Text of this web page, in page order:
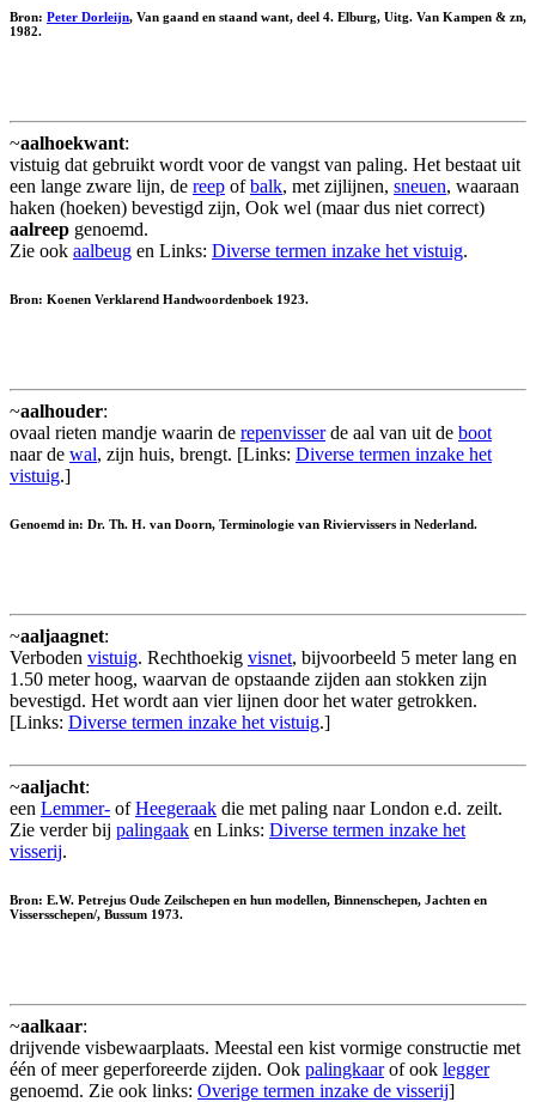
Bron: Peter Dorleijn, Van gaand en staand want, deel 4. Elburg, Uitg. Van Kampen & zn,
1982.
~aalhoekwant:
vistuig dat gebruikt wordt voor de vangst van paling. Het bestaat uit
een lange zware lijn, de reep ofbalk, met zijlijnen, sneuen, waaraan
haken (hoeken) bevestigd zijn, Ook wel (maar dus niet correct)
aalreep genoemd.
Zie ook aalbeug en Links: Diverse termen inzake het vistuig.
Bron: Koenen Verklarend Handwoordenboek 1923.
~aalhouder:
ovaal rieten mandje waarin de repenvisserde aal van uit de boot
naar de wal, zijn huis, brengt. [Links: Diverse termen inzake het
vistuig.]
Genoemd in: Dr. Th. H. van Doorn, Terminologie van Riviervissers in Nederland.
~aaljaagnet:
Verboden vistuig. Rechthoekig visnet, bijvoorbeeld 5 meter lang en
1.50 meter hoog, waarvan de opstaande zijden aan stokken zijn
bevestigd. Het wordt aan vier lijnen door het water getrokken.
[Links: Diverse termen inzake het vistuig.]
~aaljacht:
een Lemmer- ofHeegeraak die met paling naar London e.d. zeilt.
Zie verder bij palingaak en Links: Diverse termen inzake het
visserij.
Bron: E.W. Petrejus Oude Zeilschepen en hun modellen, Binnenschepen, Jachten en
Vissersschepen/, Bussum 1973.
~aalkaar:
drijvende visbewaarplaats. Meestal een kist vormige constructie met
één of meer geperforeerde zijden. Ook palingkaarof ook legger
genoemd. Zie ook links: Overige termen inzake de visserij]